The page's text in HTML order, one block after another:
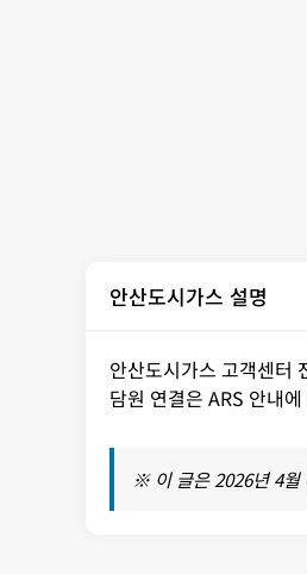
안산도시가스 설명
안산도시가스 고객센터
담원 연결은 ARS 안내
※ 이 글은 2026년 4월